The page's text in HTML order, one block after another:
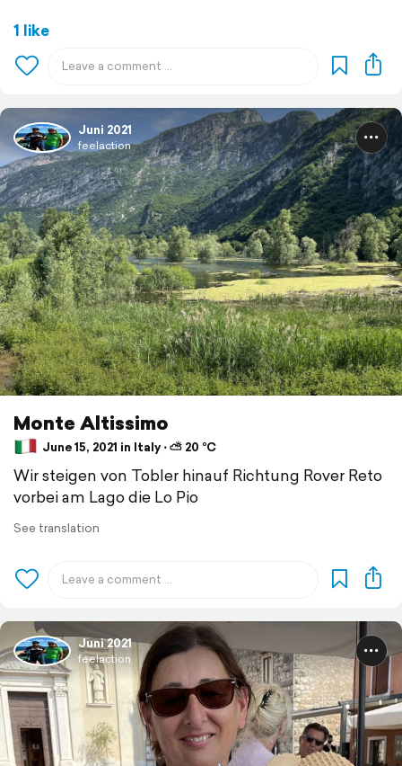
1 like
Juni 2021
feelaction
Monte Altissimo
June 15, 2021 in Italy ⋅ ⛅ 20 °C
Wir steigen von Tobler hinauf Richtung Rover Reto
vorbei am Lago die Lo Pio
See translation
Juni 2021
feelaction